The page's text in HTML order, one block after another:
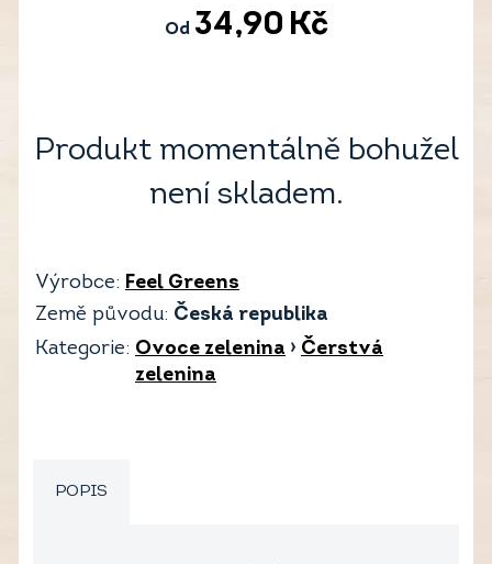
Od 34,90 Kč
Produkt momentálně bohužel
není skladem.
Výrobce: Feel Greens
Země původu: Česká republika
Kategorie: Ovoce zelenina › Čerstvá
zelenina
POPIS